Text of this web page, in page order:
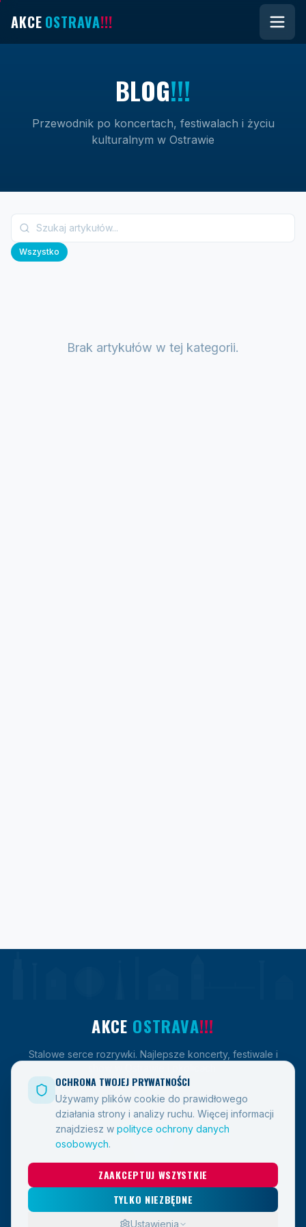
AKCE OSTRAVA!!!
BLOG!!!
Przewodnik po koncertach, festiwalach i życiu
kulturalnym w Ostrawie
Wszystko
Brak artykułów w tej kategorii.
AKCE OSTRAVA!!!
Stalowe serce rozrywki. Najlepsze koncerty, festiwale i
LINKI
Blog
Kontakt
OCHRONA TWOJEJ PRYWATNOŚCI
Używamy plików cookie do prawidłowego
działania strony i analizy ruchu. Więcej informacji
znajdziesz w polityce ochrony danych
osobowych.
ZAAKCEPTUJ WSZYSTKIE
TYLKO NIEZBĘDNE
Ustawienia